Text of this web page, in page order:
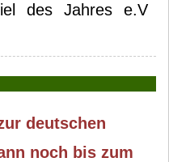
des Jahres e.V
deutschen
noch bis zum